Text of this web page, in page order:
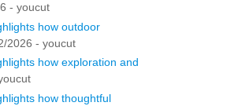
- youcut
how outdoor
2026 - youcut
how exploration and
how thoughtful